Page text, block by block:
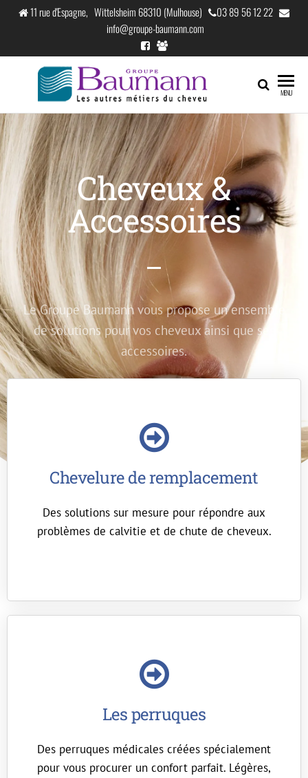
11 rue d'Espagne, Wittelsheim 68310 (Mulhouse)
03 89 56 12 22
info@groupe-baumann.com
Groupe
Baumann
métiers
cheveu
MENU
Cheveux &
Accessoires
Le Groupe Baumann vous propose un ensemble
de solutions pour vos cheveux ainsi que ses
accessoires.
Chevelure de remplacement
Des solutions sur mesure pour répondre aux
problèmes de calvitie et de chute de cheveux.
Les perruques
Des perruques médicales créées spécialement
pour vous procurer un confort parfait. Légères,